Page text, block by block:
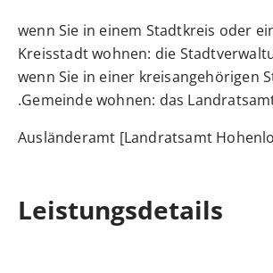
wenn Sie in einem Stadtkreis oder
Kreisstadt wohnen: die
wenn Sie in einer kreisangehörigen
Gemeinde wohnen: das
Ausländeramt [Landratsamt
Leistungsdetails